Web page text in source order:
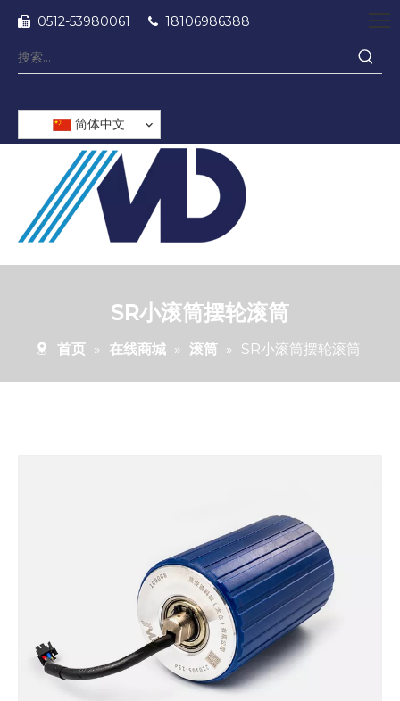
 0512-53980061  18106986388
简体中文
SR小滚筒摆轮滚筒
首页 » 在线商城 » 滚筒 » SR小滚筒摆轮滚筒